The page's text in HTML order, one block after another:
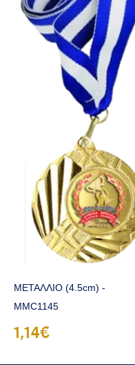
ΜΕΤΑΛΛΙΟ (4.5cm) -
MMC1145
1,14€